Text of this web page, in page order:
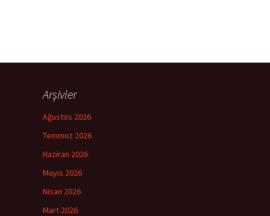
Arşivler
Ağustos 2026
Temmuz 2026
Haziran 2026
Mayıs 2026
Nisan 2026
Mart 2026